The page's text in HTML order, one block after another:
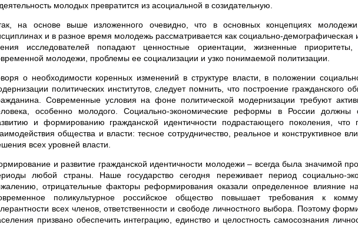
молодых превратится из асоциальной в созидательную.
на основе выше изложенного очевидно, что в основных концепциях
и в разное время молодежь рассматривается как социально-демографическая
исследователей попадают ценностные ориентации, жизненные приоритеты,
молодежи, проблемы ее социализации и узко понимаемой политизации.
о необходимости коренных изменений в структуре власти, в положении
политических институтов, следует помнить, что построение гражданского
Современные условия на фоне политической модернизации требуют
особенно молодого. Социально-экономические реформы в России должны
и формированию гражданской идентичности подрастающего поколения, что
общества и власти: тесное сотрудничество, реальное и конструктивное
всех уровней власти.
и развитие гражданской идентичности молодежи – всегда была значимой
любой страны. Наше государство сегодня переживает период социально-
отрицательные факторы реформирования оказали определенное влияние
поликультурное российское общество повышает требования к
всех членов, ответственности и свободе личностного выбора. Поэтому
призвано обеспечить интеграцию, единство и целостность самосознания